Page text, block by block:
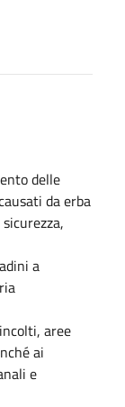
delle
da erba
a
aree
ai
e